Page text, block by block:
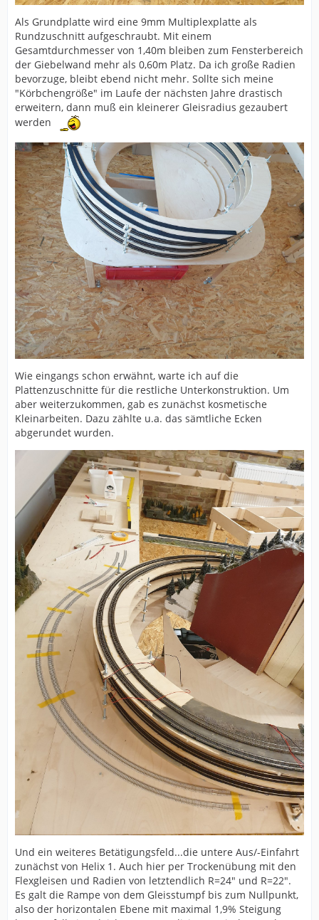
Als Grundplatte wird eine 9mm Multiplexplatte als
Rundzuschnitt aufgeschraubt. Mit einem
Gesamtdurchmesser von 1,40m bleiben zum Fensterbereich
der Giebelwand mehr als 0,60m Platz. Da ich große Radien
bevorzuge, bleibt ebend nicht mehr. Sollte sich meine
"Körbchengröße" im Laufe der nächsten Jahre drastisch
erweitern, dann muß ein kleinerer Gleisradius gezaubert
werden
Wie eingangs schon erwähnt, warte ich auf die
Plattenzuschnitte für die restliche Unterkonstruktion. Um
aber weiterzukommen, gab es zunächst kosmetische
Kleinarbeiten. Dazu zählte u.a. das sämtliche Ecken
abgerundet wurden.
Und ein weiteres Betätigungsfeld...die untere Aus/-Einfahrt
zunächst von Helix 1. Auch hier per Trockenübung mit den
Flexgleisen und Radien von letztendlich R=24" und R=22".
Es galt die Rampe von dem Gleisstumpf bis zum Nullpunkt,
also der horizontalen Ebene mit maximal 1,9% Steigung